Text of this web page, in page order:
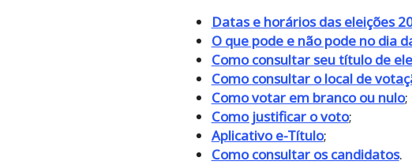
Datas e horários das eleições
O que pode e não pode no dia
Como consultar seu título de
Como consultar o local de
Como votar em branco ou nulo;
Como justificar o voto;
Aplicativo e-Título;
Como consultar os candidatos.